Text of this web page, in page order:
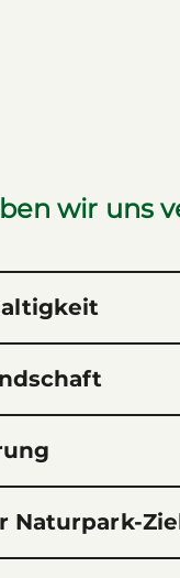
wir uns
Naturpark-